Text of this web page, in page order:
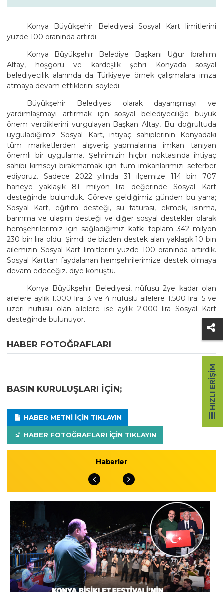
Konya Büyükşehir Belediyesi Sosyal Kart limitlerini
yüzde 100 oranında artırdı.
Konya Büyükşehir Belediye Başkanı Uğur İbrahim
Altay, hoşgörü ve kardeşlik şehri Konyada sosyal
belediyecilik alanında da Türkiyeye örnek çalışmalara imza
atmaya devam ettiklerini söyledi.
Büyükşehir Belediyesi olarak dayanışmayı ve
yardımlaşmayı artırmak için sosyal belediyeciliğe büyük
önem verdiklerini vurgulayan Başkan Altay, Bu doğrultuda
uyguladığımız Sosyal Kart, ihtiyaç sahiplerinin Konyadaki
tüm marketlerden alışveriş yapmalarına imkan tanıyan
önemli bir uygulama. Şehrimizin hiçbir noktasında ihtiyaç
sahibi kimseyi bırakmamak için tüm imkanlarımızı seferber
ediyoruz. Sadece 2022 yılında 31 ilçemize 114 bin 707
haneye yaklaşık 81 milyon lira değerinde Sosyal Kart
desteğinde bulunduk. Göreve geldiğimiz günden bu yana;
Sosyal Kart, eğitim desteği, su faturası, ekmek, ısınma,
barınma ve ulaşım desteği ve diğer sosyal destekler olarak
hemşehrilerimiz için sağladığımız katkı toplam 342 milyon
230 bin lira oldu. Şimdi de bizden destek alan yaklaşık 10 bin
ailemizin Sosyal Kart limitlerini yüzde 100 oranında artırdık.
Sosyal Karttan faydalanan hemşehrilerimize destek olmaya
devam edeceğiz. diye konuştu.
Konya Büyükşehir Belediyesi, nüfusu 2ye kadar olan
ailelere aylık 1.000 lira; 3 ve 4 nüfuslu ailelere 1.500 lira; 5 ve
üzeri nüfusu olan ailelere ise aylık 2.000 lira Sosyal Kart
desteğinde bulunuyor.
HABER FOTOĞRAFLARI
BASIN KURULUŞLARI IÇIN;
HABER METNI IÇIN TIKLAYIN
HABER FOTOĞRAFLARI IÇIN TIKLAYIN
Haberler
HIZLI ERIŞIM